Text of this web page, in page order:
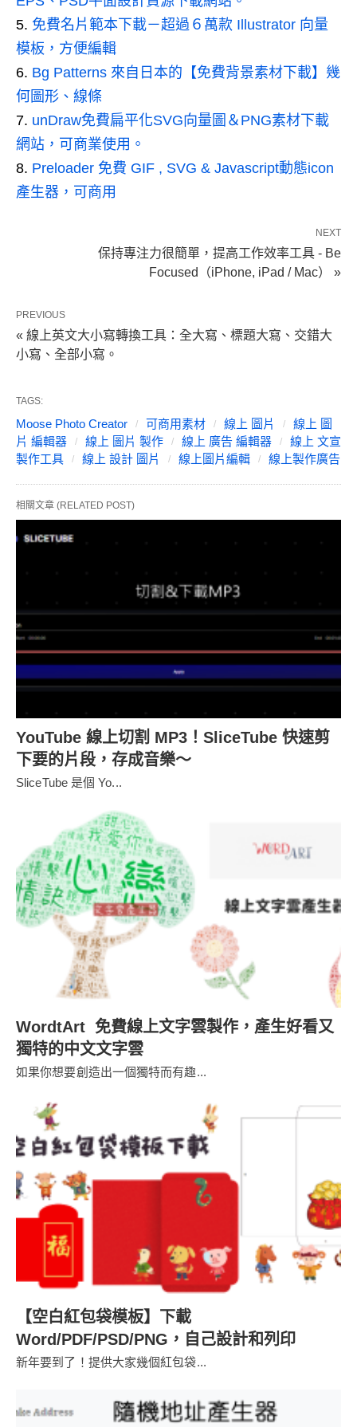
免費名片範本下載－超過６萬款 Illustrator 向量
模板，方便編輯
Bg Patterns 來自日本的【免費背景素材下載】幾
何圖形、線條
unDraw免費扁平化SVG向量圖＆PNG素材下載
網站，可商業使用。
Preloader 免費 GIF , SVG & Javascript動態icon
產生器，可商用
NEXT
保持專注力很簡單，提高工作效率工具 - Be
Focused（iPhone, iPad / Mac） »
PREVIOUS
« 線上英文大小寫轉換工具：全大寫、標題大寫、交錯大
小寫、全部小寫。
TAGS:
Moose Photo Creator 可商用素材 線上 圖片
線上 圖
片 編輯器
線上 圖片 製作 線上 廣告 編輯器
線上 文宣
製作工具
線上 設計 圖片 線上圖片編輯 線上製作廣告
相關文章 (RELATED POST)
YouTube 線上切割 MP3！SliceTube 快速剪
下要的片段，存成音樂～
SliceTube 是個 Yo...
WordtArt 免費線上文字雲製作，產生好看又
獨特的中文文字雲
如果你想要創造出一個獨特而有趣...
【空白紅包袋模板】下載
Word/PDF/PSD/PNG，自己設計和列印
新年要到了！提供大家幾個紅包袋...